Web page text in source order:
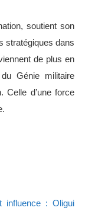
soutient son
stratégiques dans
de plus en
Génie militaire
Celle d’une force
influence : Oligui